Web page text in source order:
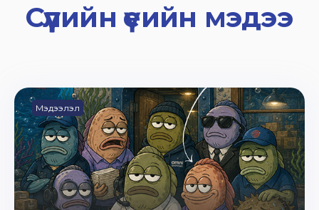
Сүүлийн үеийн мэдээ
Мэдээлэл